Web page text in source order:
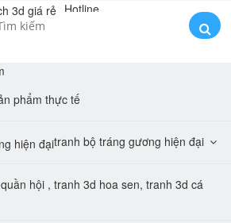
Hotline
phẩm thực tế
tranh bộ tráng gương hiện đại
hội , tranh 3d hoa sen, tranh 3d cá